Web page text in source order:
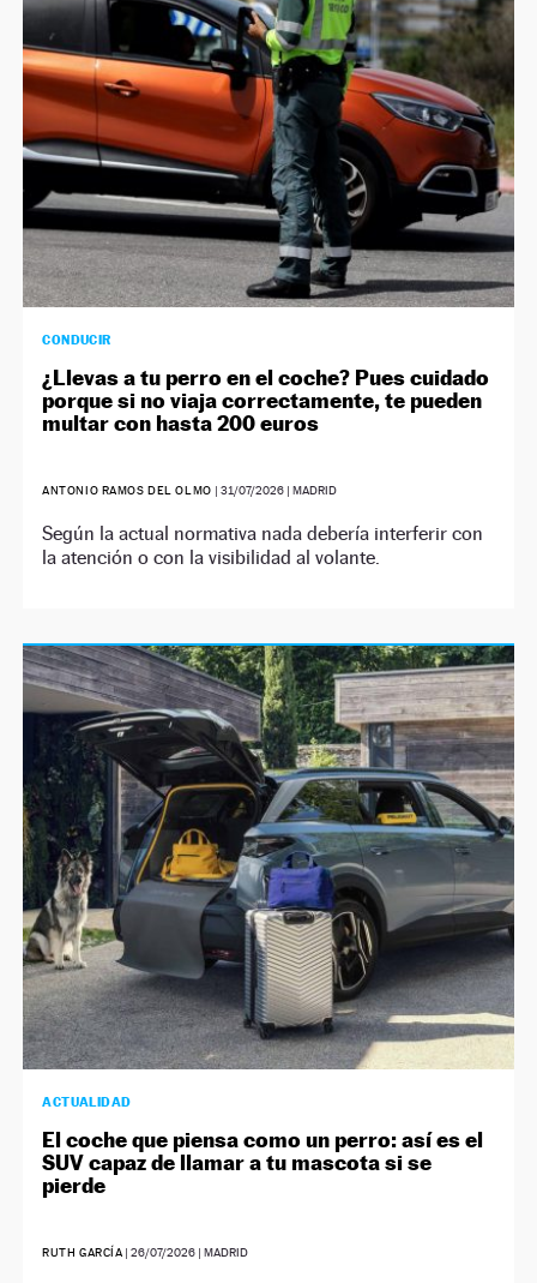
NEWSLETTER
SÍGUENOS
CONDUCIR
¿Llevas a tu perro en el coche? Pues cuidado
porque si no viaja correctamente, te pueden
multar con hasta 200 euros
ANTONIO RAMOS DEL OLMO | 31/07/2026| MADRID
Según la actual normativa nada debería interferir con
la atención o con la visibilidad al volante.
ACTUALIDAD
El coche que piensa como un perro: así es el
SUV capaz de llamar a tu mascota si se
pierde
RUTH GARCÍA |26/07/2026 | MADRID